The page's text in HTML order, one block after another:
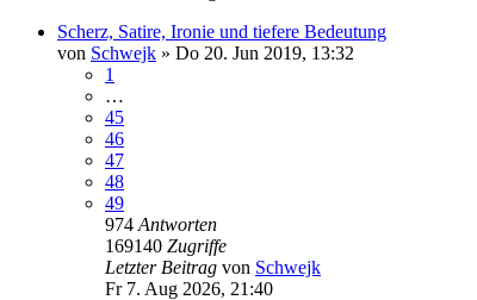
Scherz, Satire, Ironie und tiefere Bedeutung
von Schwejk » Do 20. Jun 2019, 13:32
1
…
45
46
47
48
49
974 Antworten
169140 Zugriffe
Letzter Beitrag von Schwejk
Fr 7. Aug 2026, 21:40